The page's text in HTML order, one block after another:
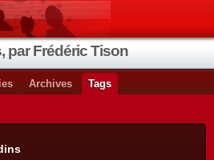
par Frédéric Tison
Archives Tags